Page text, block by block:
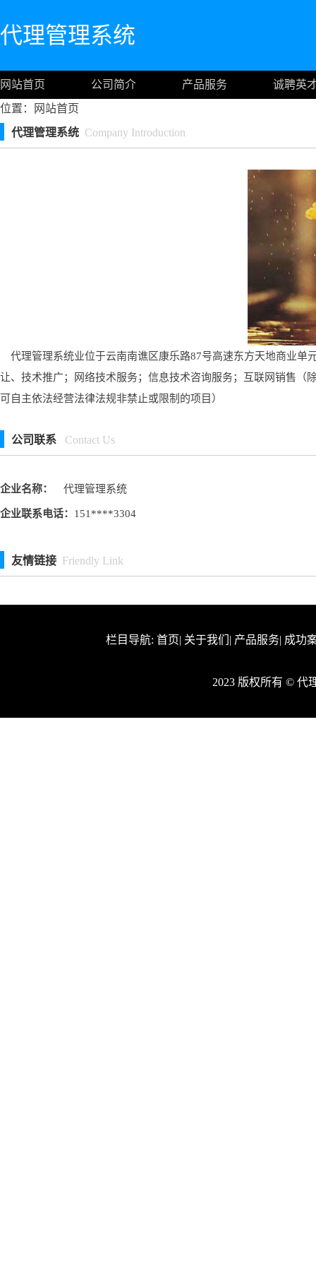
代理管理系统
网站首页 公司简介 产品服务
诚聘英
位置：
网站首页
代理管理系统 Company Introduction
代理管理系统业位于云南南谯区康乐路87号高速东方天地商业单
让、技术推广；网络技术服务；信息技术咨询服务；互联网销售
可自主依法经营法律法规非禁止或限制的项目）
公司联系 Contact Us
企业名称： 代理管理系统
企业联系电话： 151****3304
友情链接 Friendly Link
栏目导航: 首页| 关于我们 | 产品服务| 成功
2023 版权所有 © 代